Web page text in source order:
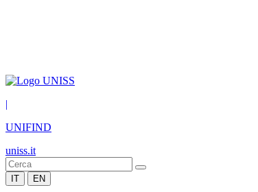
|
UNIFIND
uniss.it
IT EN